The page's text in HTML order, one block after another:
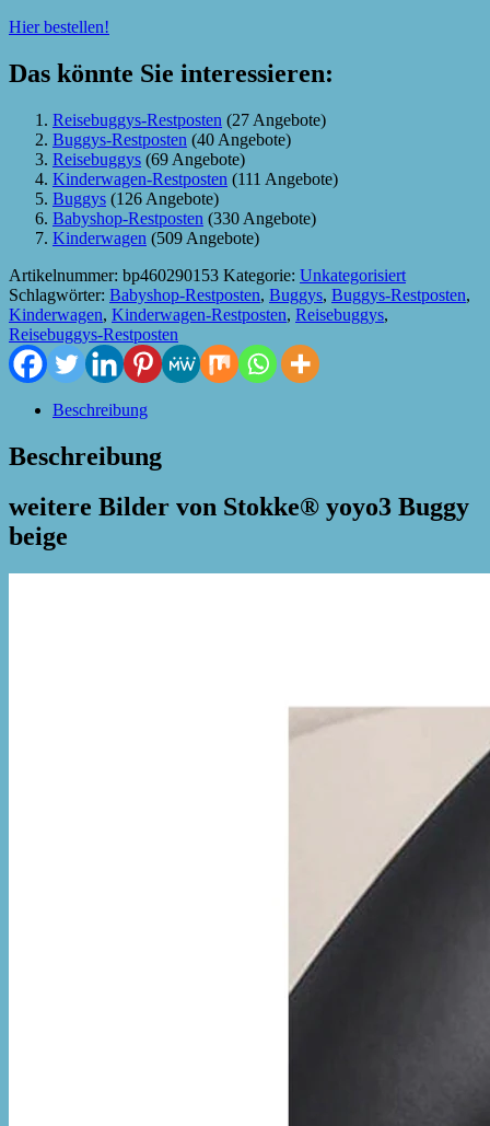
Hier bestellen!
Das könnte Sie interessieren:
Reisebuggys-Restposten (27 Angebote)
Buggys-Restposten (40 Angebote)
Reisebuggys (69 Angebote)
Kinderwagen-Restposten (111 Angebote)
Buggys (126 Angebote)
Babyshop-Restposten (330 Angebote)
Kinderwagen (509 Angebote)
Artikelnummer: bp460290153 Kategorie: Unkategorisiert
Schlagwörter: Babyshop-Restposten, Buggys, Buggys-Restposten,
Kinderwagen, Kinderwagen-Restposten, Reisebuggys,
Reisebuggys-Restposten
Beschreibung
Beschreibung
weitere Bilder von Stokke® yoyo3 Buggy
beige